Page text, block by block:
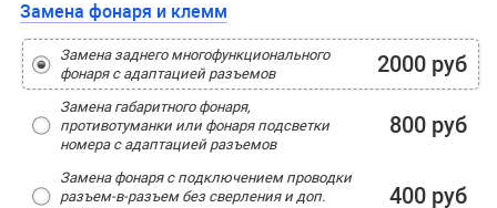
Замена фонаря и клемм
Замена заднего многофункционального
фонаря с адаптацией разъемов
2000 руб
Замена габаритного фонаря,
противотуманки или фонаря подсветки
номера с адаптацией разъемов
800 руб
Замена фонаря с подключением проводки
разъем-в-разъем без сверления и доп.
400 руб